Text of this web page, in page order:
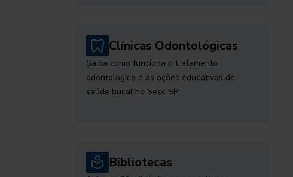
Clínicas Odontológicas
Saiba como funciona o tratamento
odontológico e as ações educativas de
saúde bucal no Sesc SP
Bibliotecas